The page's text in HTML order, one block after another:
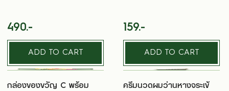
490.-
ADD TO CART
159.-
ADD TO CART
กล่องของขวัญ C พร้อม
ครีมนวดผมว่านหางจระเข้